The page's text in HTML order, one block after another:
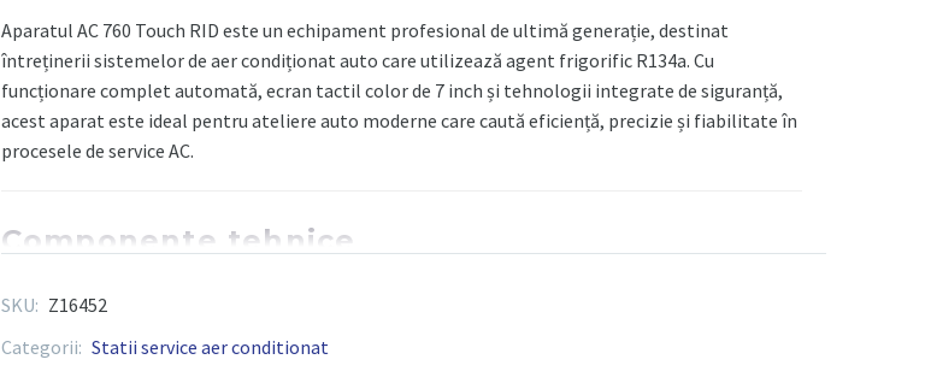
PENTRU
R134A
-
TEXA
Aparatul AC 760 Touch RID este un echipament profesional de ultimă generație, destinat
întreținerii sistemelor de aer condiționat auto care utilizează agent frigorific R134a. Cu
funcționare complet automată, ecran tactil color de 7 inch și tehnologii integrate de siguranță,
acest aparat este ideal pentru ateliere auto moderne care caută eficiență, precizie și fiabilitate în
procesele de service AC.
Componente tehnice
Compatibilitate agent frigorific
Ecran: Touchscreen color, 7 inch, interfață grafică intuitivă
SKU: Z16452
Categorii: Statii service aer conditionat